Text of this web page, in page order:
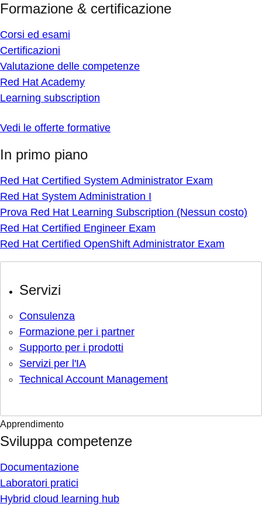
Formazione & certificazione
Corsi ed esami
Certificazioni
Valutazione delle competenze
Red Hat Academy
Learning subscription
Vedi le offerte formative
In primo piano
Red Hat Certified System Administrator Exam
Red Hat System Administration I
Prova Red Hat Learning Subscription (Nessun costo)
Red Hat Certified Engineer Exam
Red Hat Certified OpenShift Administrator Exam
Servizi
Consulenza
Formazione per i partner
Supporto per i prodotti
Servizi per l'IA
Technical Account Management
Apprendimento
Sviluppa competenze
Documentazione
Laboratori pratici
Hybrid cloud learning hub